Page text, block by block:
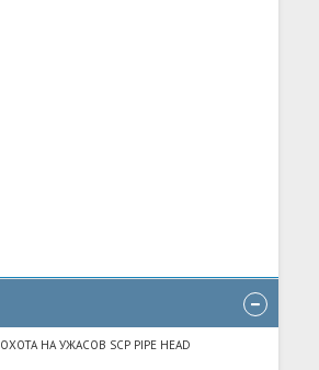
ОХОТА НА УЖАСОВ SCP PIPE HEAD